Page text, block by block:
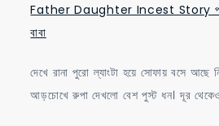
Father Daughter Incest Story পালক
বাবা
দেখে রানা পুরো ল্যাংটা হয়ে সোফায় বসে আছে
আড়চোখে রুপা দেখলো বেশ পুস্ট ধন। দূর